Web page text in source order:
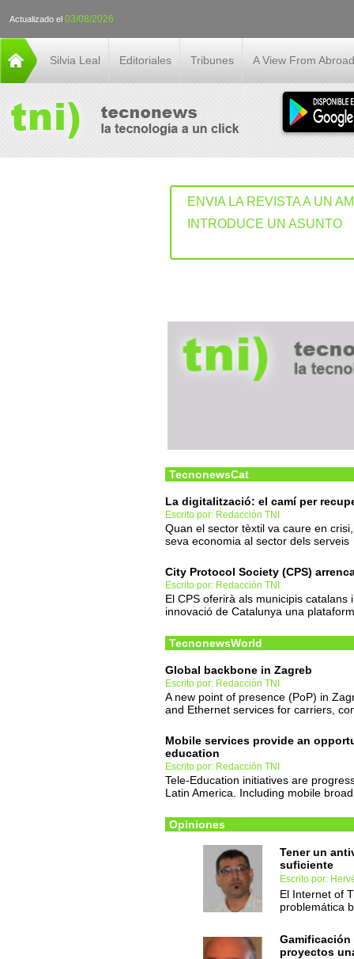
Actualizado el 03/08/2026
Silvia Leal Editoriales Tribunes A View From Abroad
ENVIA LA REVISTA A UN
INTRODUCE UN ASUNTO
TecnonewsCat
La digitalització: el camí per
Escrito por: Redacción TNI
Quan el sector tèxtil va caure en
seva economia al sector dels serveis
City Protocol Society (CPS)
Escrito por: Redacción TNI
El CPS oferirà als municipis
innovació de Catalunya una
TecnonewsWorld
Global backbone in Zagreb
Escrito por: Redacción TNI
A new point of presence (PoP) in
and Ethernet services for carriers,
Mobile services provide an
education
Escrito por: Redacción TNI
Tele-Education initiatives are
Latin America. Including mobile
Opiniones
Tener un
suficiente
Escrito por:
El Internet of
problemática
Gamificación
proyectos